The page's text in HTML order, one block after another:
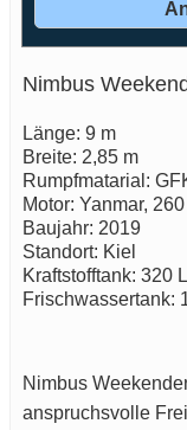
Nimbus
Länge: 9 m
Breite: 2,85 m
Rumpfmatarial:
Motor: Yanmar,
Baujahr: 2019
Standort: Kiel
Kraftstofftank: 320 L
Frischwassertank:
Nimbus
anspruchsvolle